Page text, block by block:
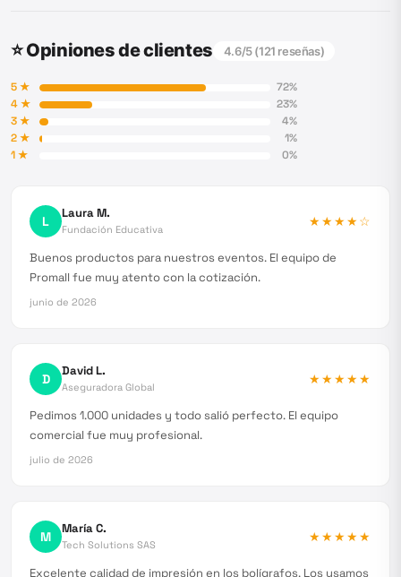
⭐ Opiniones de clientes 4.6/5 (121 reseñas)
5★ 72%
4★ 23%
3★ 4%
2★ 1%
1★ 0%
L Laura M.
Fundación Educativa
★★★★☆
Buenos productos para nuestros eventos. El equipo de
Promall fue muy atento con la cotización.
junio de 2026
D David L.
Aseguradora Global
★★★★★
Pedimos 1.000 unidades y todo salió perfecto. El equipo
comercial fue muy profesional.
julio de 2026
M María C.
Tech Solutions SAS
★★★★★
Excelente calidad de impresión en los bolígrafos. Los usamos